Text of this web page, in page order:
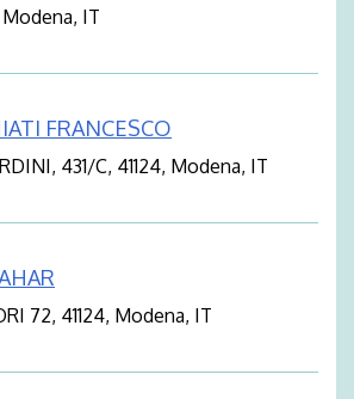
IT
FRANCESCO
431/C, 41124, Modena, IT
72, 41124, Modena, IT